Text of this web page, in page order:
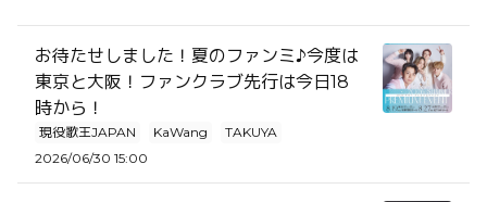
お待たせしました！夏のファンミ♪今度は
東京と大阪！ファンクラブ先行は今日18
時から！
現役歌王JAPAN KaWang
TAKUYA
2026/06/30 15:00